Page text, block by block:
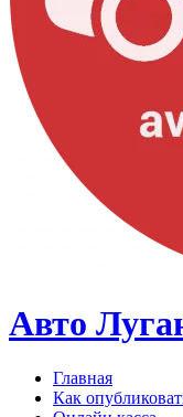
Авто
Главная
Как